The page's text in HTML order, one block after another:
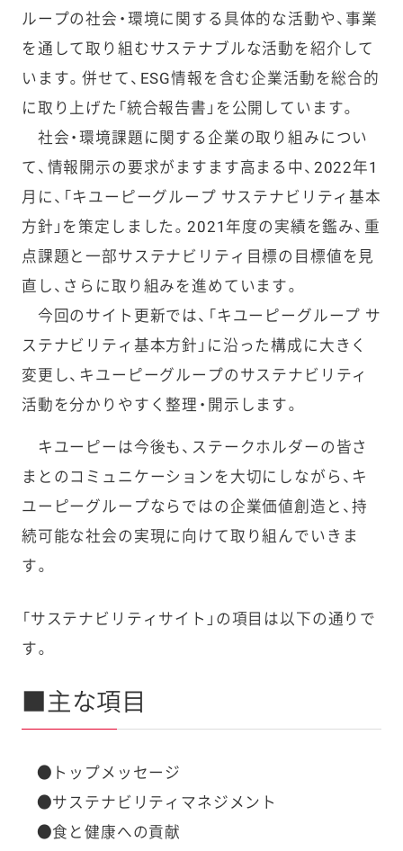
ループの社会・環境に関する具体的な活動や、事業
を通して取り組むサステナブルな活動を紹介して
います。併せて、ESG情報を含む企業活動を総合的
に取り上げた「統合報告書」を公開しています。
社会・環境課題に関する企業の取り組みについ
て、情報開示の要求がますます高まる中、2022年1
月に、「キユーピーグループ サステナビリティ基本
方針」を策定しました。2021年度の実績を鑑み、重
点課題と一部サステナビリティ目標の目標値を見
直し、さらに取り組みを進めています。
今回のサイト更新では、「キユーピーグループ サ
ステナビリティ基本方針」に沿った構成に大きく
変更し、キユーピーグループのサステナビリティ
活動を分かりやすく整理・開示します。
キユーピーは今後も、ステークホルダーの皆さ
まとのコミュニケーションを大切にしながら、キ
ユーピーグループならではの企業価値創造と、持
続可能な社会の実現に向けて取り組んでいきま
す。
「サステナビリティサイト」の項目は以下の通りで
す。
■主な項目
●トップメッセージ
●サステナビリティマネジメント
●食と健康への貢献